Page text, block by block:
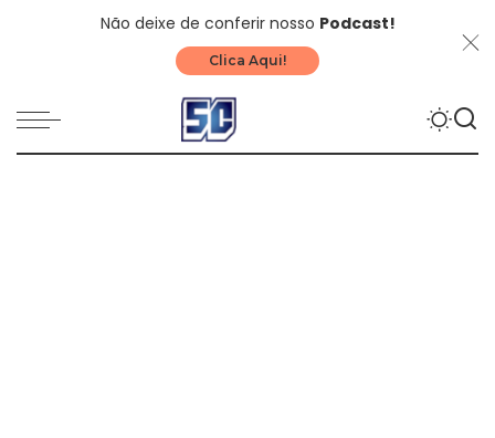
Não deixe de conferir nosso Podcast!
Clica Aqui!